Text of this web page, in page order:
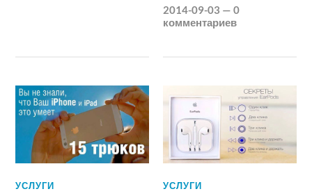
2014-09-03 —0
комментариев
УСЛУГИ УСЛУГИ